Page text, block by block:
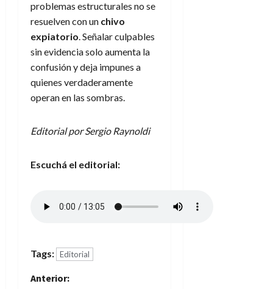
problemas estructurales no se
resuelven con un chivo
expiatorio . Señalar culpables
sin evidencia solo aumenta la
confusión y deja impunes a
quienes verdaderamente
operan en las sombras.
Editorial por Sergio Raynoldi
Escuchá el editorial:
Tags: Editorial
N
Anterior: